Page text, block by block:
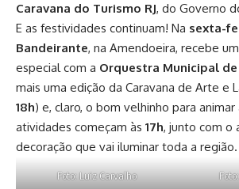
Caravana do Turismo RJ, do Governo
E as festividades continuam! Na sexta-
Bandeirante, na Amendoeira, recebe
especial com a Orquestra Municipal
mais uma edição da Caravana de Arte e
18h) e, claro, o bom velhinho para animar
atividades começam às 17h, junto com o
decoração que vai iluminar toda a região.
Foto: Luiz Carvalho